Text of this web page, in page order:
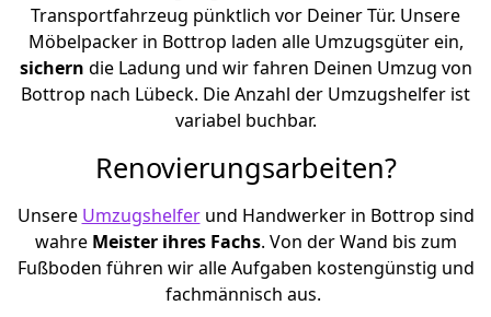
Transportfahrzeug pünktlich vor Deiner Tür. Unsere
Möbelpacker in Bottrop laden alle Umzugsgüter ein,
sichern die Ladung und wir fahren Deinen Umzug von
Bottrop nach Lübeck. Die Anzahl der Umzugshelfer ist
variabel buchbar.
Renovierungsarbeiten?
Unsere Umzugshelferund Handwerker in Bottrop sind
wahre Meister ihres Fachs. Von der Wand bis zum
Fußboden führen wir alle Aufgaben kostengünstig und
fachmännisch aus.